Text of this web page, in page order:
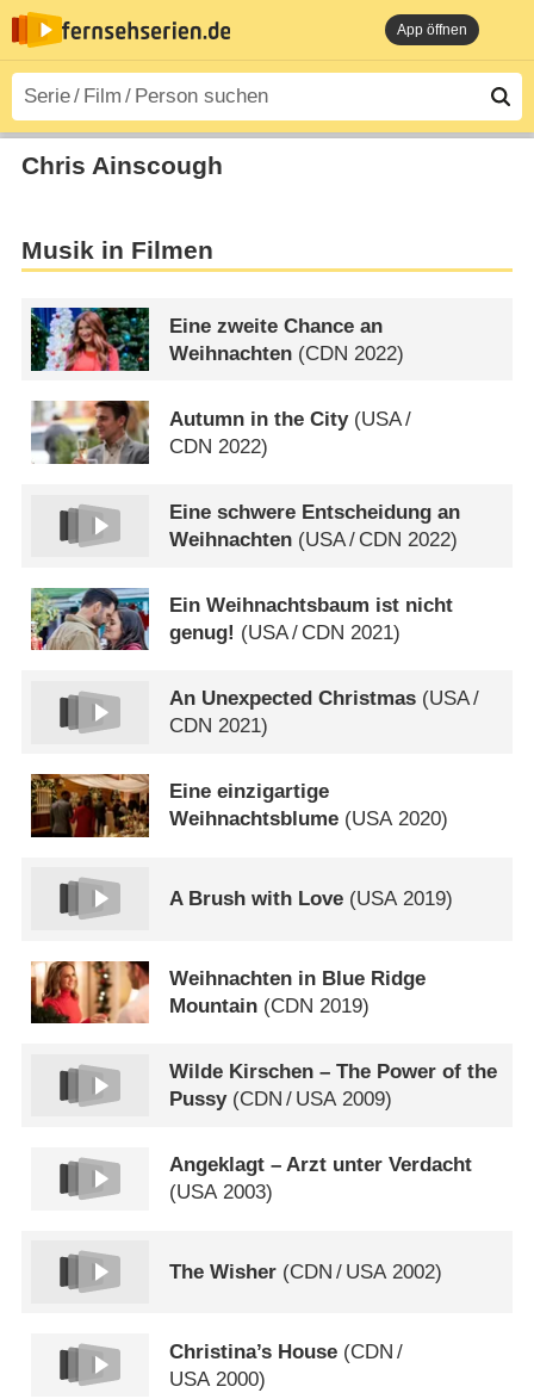
App öffnen
Chris Ainscough
Musik in Filmen
Eine zweite Chance an
Weihnachten (CDN 2022)
Autumn in the City(USA/
CDN 2022)
Eine schwere Entscheidung an
Weihnachten (USA/ CDN 2022)
Ein Weihnachtsbaum ist nicht
genug! (USA/ CDN 2021)
An Unexpected Christmas (USA/
CDN 2021)
Eine einzigartige
Weihnachtsblume (USA2020)
A Brush with Love (USA2019)
Weihnachten in Blue Ridge
Mountain (CDN 2019)
Wilde Kirschen – The Power of the
Pussy(CDN / USA2009)
Angeklagt – Arzt unter Verdacht
(USA2003)
The Wisher (CDN / USA2002)
Christina’s House (CDN /
USA 2000)